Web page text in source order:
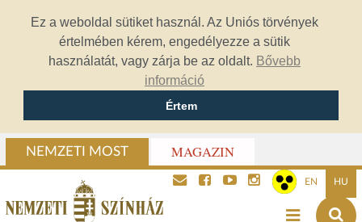
Ez a weboldal sütiket használ. Az Uniós törvények
értelmében kérem, engedélyezze a sütik
használatát, vagy zárja be az oldalt. Bővebb
információ
Értem
NEMZETI MOST MAGAZIN
EN HU